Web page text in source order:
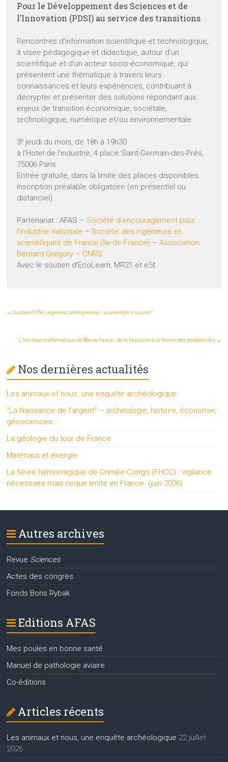
Pour le Développement des Sciences et de
l’Innovation (PDSI) au service des transitions
Rencontres d’information scientifique et technologique,
à visée pédagogique et didactique, autour d’un
scientifique et d’un acteur socio-économique, qui
présentent une thématique à travers leurs
connaissances et leurs expériences, contribuant à
décrypter et présenter des solutions répondant aux
enjeux de transition économique, sociétale,
technologique, numérique et/ou environnementale.
3e jeudi du mois, de 18h à 19h30
à l’Hotel de l’industrie, 4 place Saint-Germain-des-Prés,
75006 Paris
Entrée gratuite, dans la limite des places disponibles.
Inscription préalable obligatoire (en présentiel ou
distanciel)
Partenariat : AFAS – Société d’encouragement pour
l’industrie nationale – Société des ingénieurs et
scientifiques de France (Ile-de-France) –Association
Bernard Gregory – CNRS
Avec le soutien d’EcoLearn, MR21 et e5t
← Gustave Eiffel, ingénieur, entrepreneur : un exemple à suivre ?
L’héritage mathématique de Blaise Pascal : de la Pascaline à la théorie des probabilités →
Nos dernières actualités
Les animaux et nous, une enquête archéologique
“La Naissance de l’argent” – archéologie, histoire, économie,
géosciences…
La géologie du tour de France
Matériaux et énergie
La fièvre hémorragique de Crimée Congo (FHCC) : vigilance
nécessaire mais risque limité en France. (juin 2026)
Autres archives
Revue Sciences
Actes des congrès
Fonds Boris Rybak
Editions AFAS
Mes poules en bonne santé
Manuel de pathologie aviaire
Co-éditions
Articles récents
Les animaux et nous, une enquête archéologique 22 juillet
2026